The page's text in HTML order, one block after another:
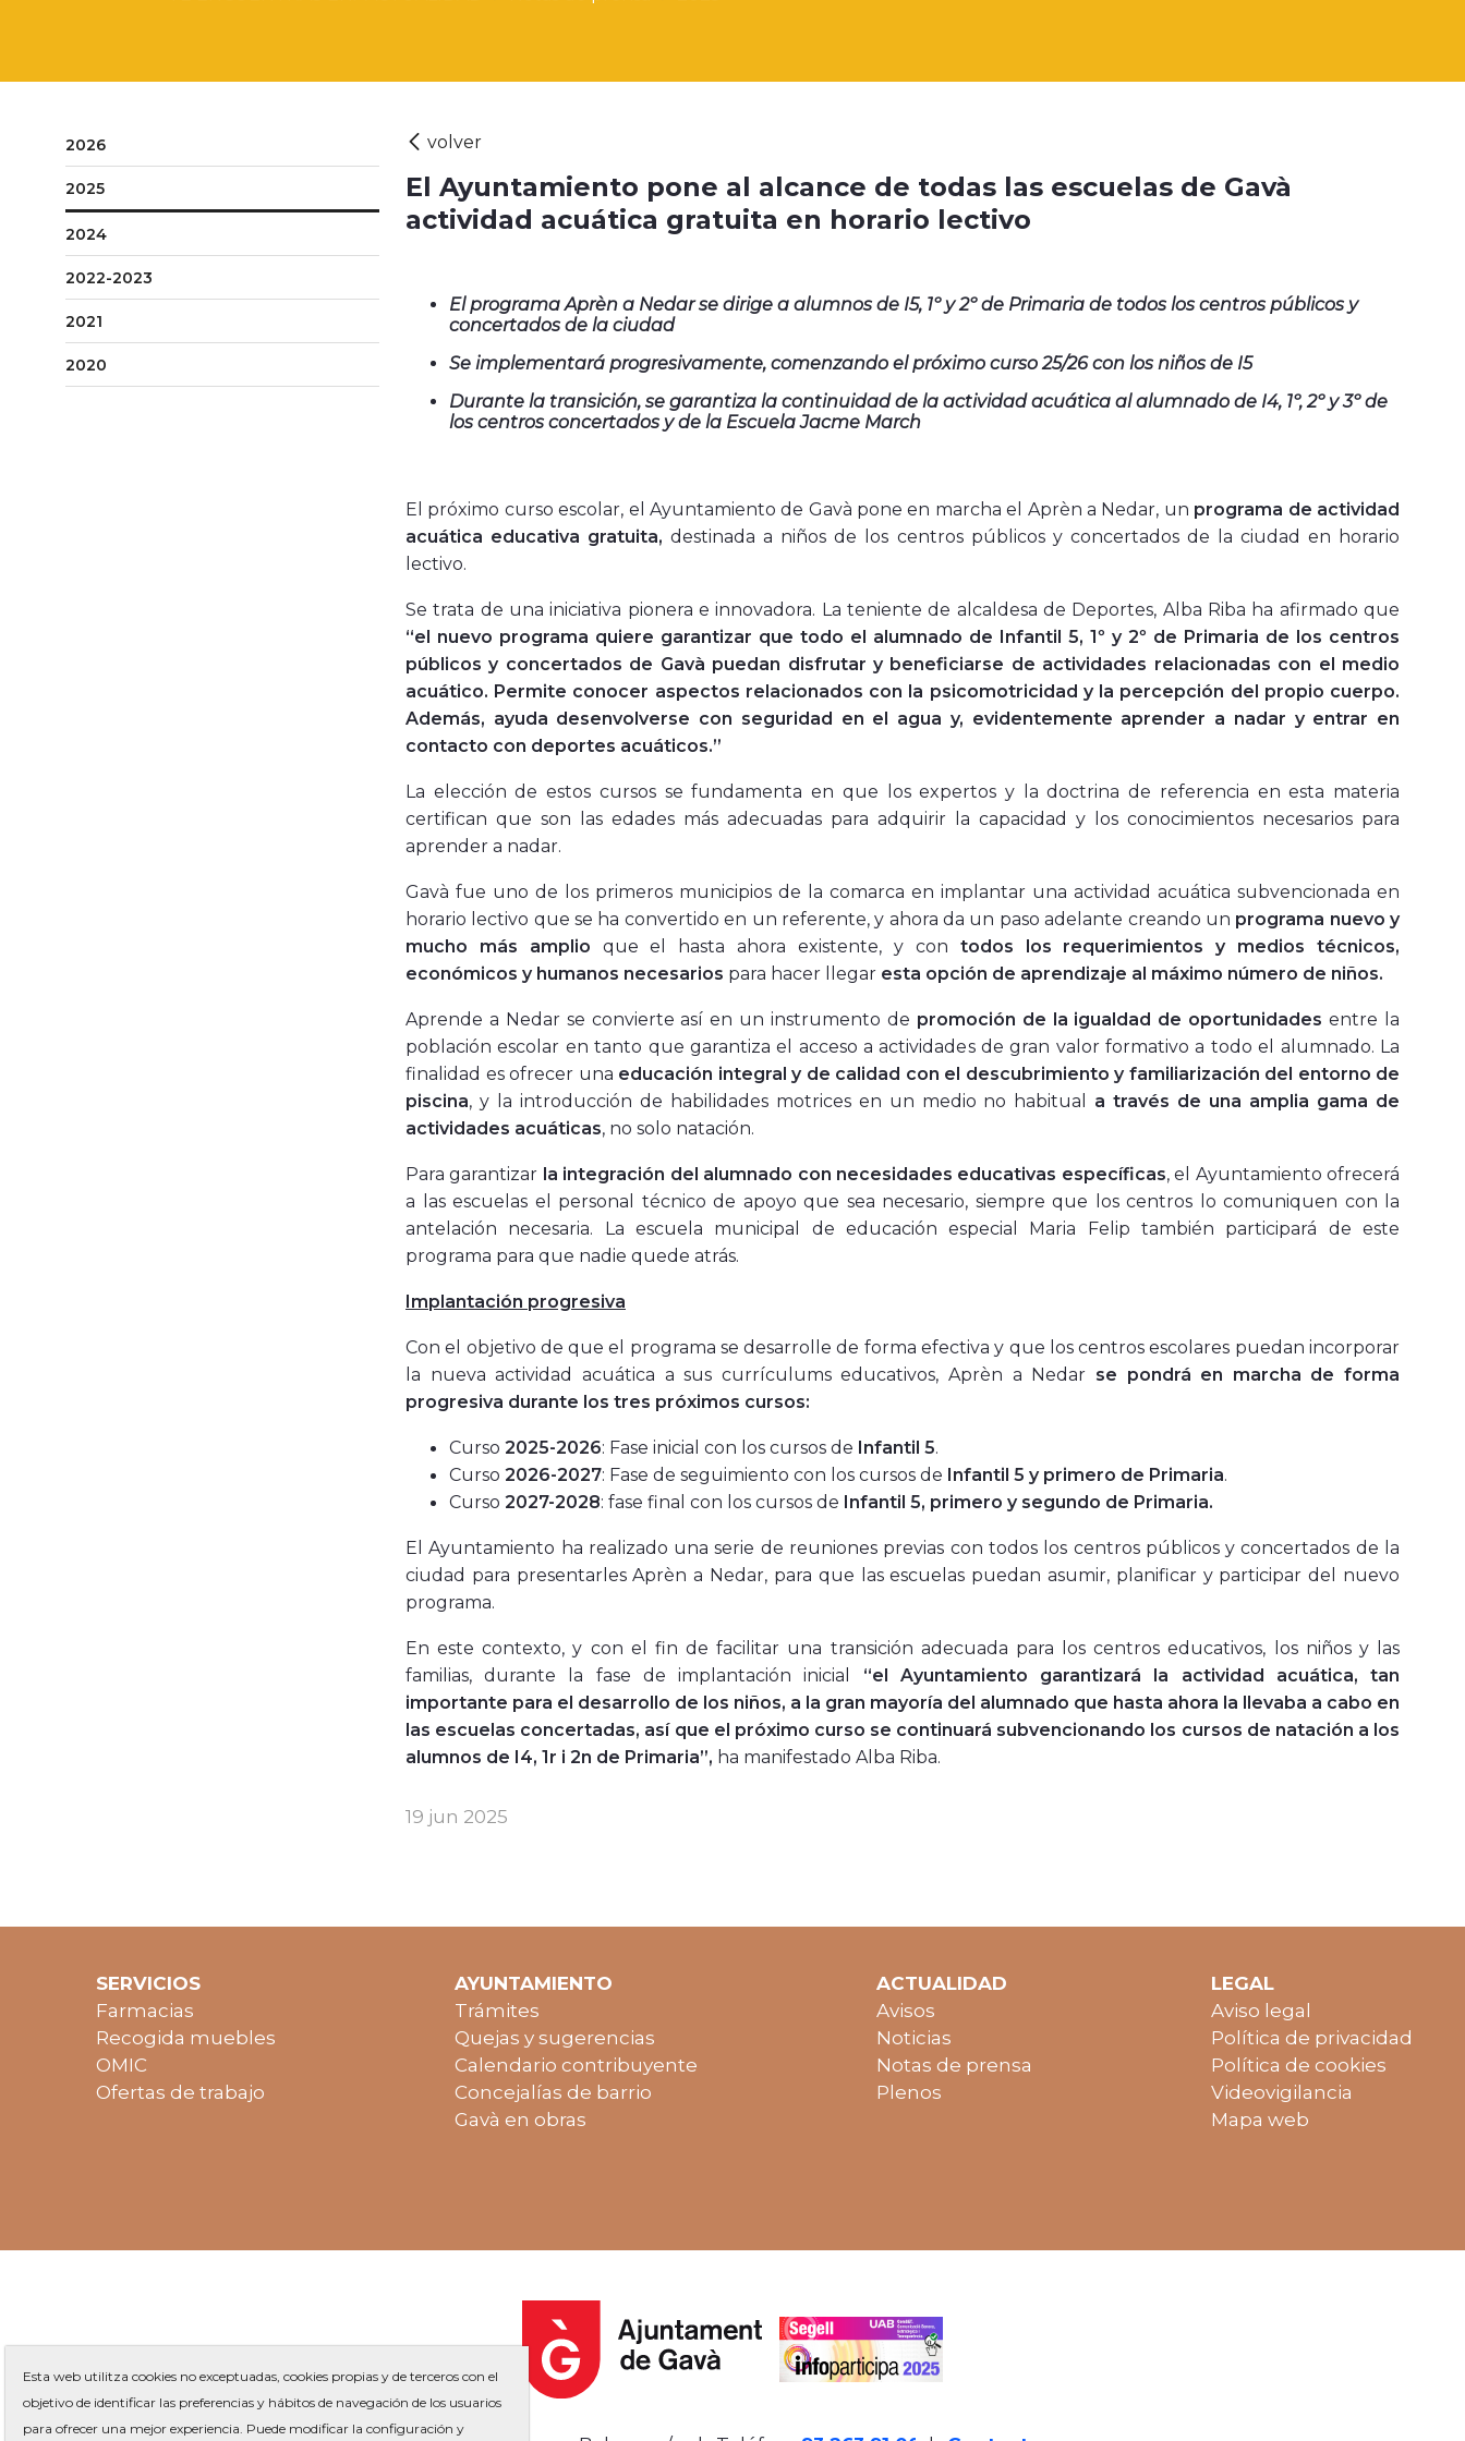
2026
2025
2024
2022-2023
2021
2020
El Ayuntamiento pone al alcance de todas las escuelas de Gavà
actividad acuática gratuita en horario lectivo
El programa Aprèn a Nedar se dirige a alumnos de I5, 1º y 2º de Primaria de todos los centros públicos y
concertados de la ciudad
Se implementará progresivamente, comenzando el próximo curso 25/26 con los niños de I5
Durante la transición, se garantiza la continuidad de la actividad acuática al alumnado de I4, 1º, 2º y 3º de
los centros concertados y de la Escuela Jacme March
El próximo curso escolar, el Ayuntamiento de Gavà pone en marcha el Aprèn a Nedar, un programa de actividad
acuática educativa gratuita, destinada a niños de los centros públicos y concertados de la ciudad en horario
lectivo.
Se trata de una iniciativa pionera e innovadora. La teniente de alcaldesa de Deportes, Alba Riba ha afirmado que
“el nuevo programa quiere garantizar que todo el alumnado de Infantil 5, 1º y 2º de Primaria de los centros
públicos y concertados de Gavà puedan disfrutar y beneficiarse de actividades relacionadas con el medio
acuático. Permite conocer aspectos relacionados con la psicomotricidad y la percepción del propio cuerpo.
Además, ayuda desenvolverse con seguridad en el agua y, evidentemente aprender a nadar y entrar en
contacto con deportes acuáticos.”
La elección de estos cursos se fundamenta en que los expertos y la doctrina de referencia en esta materia
certifican que son las edades más adecuadas para adquirir la capacidad y los conocimientos necesarios para
aprender a nadar.
Gavà fue uno de los primeros municipios de la comarca en implantar una actividad acuática subvencionada en
horario lectivo que se ha convertido en un referente, y ahora da un paso adelante creando un programa nuevo y
mucho más amplio que el hasta ahora existente, y con todos los requerimientos y medios técnicos,
económicos y humanos necesarios para hacer llegar esta opción de aprendizaje al máximo número de niños.
Aprende a Nedar se convierte así en un instrumento de promoción de la igualdad de oportunidades entre la
población escolar en tanto que garantiza el acceso a actividades de gran valor formativo a todo el alumnado. La
finalidad es ofrecer una educación integral y de calidad con el descubrimiento y familiarización del entorno de
piscina, y la introducción de habilidades motrices en un medio no habitual a través de una amplia gama de
actividades acuáticas, no solo natación.
Para garantizar la integración del alumnado con necesidades educativas específicas, el Ayuntamiento ofrecerá
a las escuelas el personal técnico de apoyo que sea necesario, siempre que los centros lo comuniquen con la
antelación necesaria. La escuela municipal de educación especial Maria Felip también participará de este
programa para que nadie quede atrás.
Implantación progresiva
Con el objetivo de que el programa se desarrolle de forma efectiva y que los centros escolares puedan incorporar
la nueva actividad acuática a sus currículums educativos, Aprèn a Nedar se pondrá en marcha de forma
progresiva durante los tres próximos cursos:
Curso 2025-2026: Fase inicial con los cursos de Infantil 5.
Curso 2026-2027: Fase de seguimiento con los cursos de Infantil 5 y primero de Primaria.
Curso 2027-2028: fase final con los cursos de Infantil 5, primero y segundo de Primaria.
El Ayuntamiento ha realizado una serie de reuniones previas con todos los centros públicos y concertados de la
ciudad para presentarlesAprèn a Nedar, para que las escuelas puedan asumir, planificar y participar del nuevo
programa.
En este contexto, y con el fin de facilitar una transición adecuada para los centros educativos, los niños y las
familias, durante la fase de implantación inicial “el Ayuntamiento garantizará la actividad acuática, tan
importante para el desarrollo de los niños, a la gran mayoría del alumnado que hasta ahora la llevaba a cabo en
las escuelas concertadas, así que el próximo curso se continuará subvencionando los cursos de natación a los
alumnos de I4, 1r i 2n de Primaria”, ha manifestado Alba Riba.
19 jun 2025
SERVICIOS
Farmacias
Recogida muebles
OMIC
Ofertas de trabajo
AYUNTAMIENTO
Trámites
Quejas y sugerencias
Calendario contribuyente
Concejalías de barrio
Gavà en obras
ACTUALIDAD
Avisos
Noticias
Notas de prensa
Plenos
LEGAL
Aviso legal
Política de privacidad
Política de cookies
Videovigilancia
Mapa web
Esta web utilitza cookies no exceptuadas, cookies propias y de terceros con el
objetivo de identificar las preferencias y hábitos de navegación de los usuarios
para ofrecer una mejor experiencia. Puede modificar la configuración y